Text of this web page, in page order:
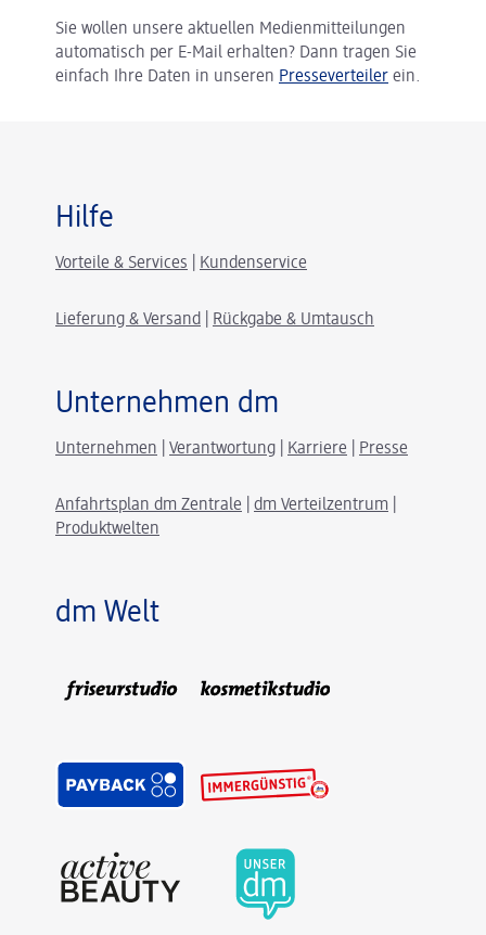
Sie wollen unsere aktuellen Medienmitteilungen
automatisch per E-Mail erhalten? Dann tragen Sie
einfach Ihre Daten in unseren Presseverteiler ein.
Hilfe
Vorteile & Services Kundenservice
Lieferung & Versand Rückgabe & Umtausch
Unternehmen dm
Unternehmen Verantwortung Karriere Presse
Anfahrtsplan dm Zentrale dm Verteilzentrum
Produktwelten
dm Welt